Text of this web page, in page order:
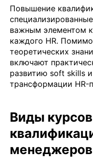
Повышение
важным элементом
каждого HR.
теоретических
включают
развитию soft skills
трансформации HR-
Виды
менеджеров